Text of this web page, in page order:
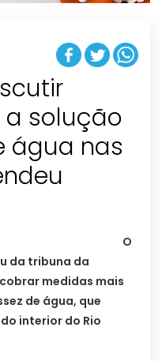
solução
água nas
O
da tribuna da
medidas mais
de água, que
interior do Rio